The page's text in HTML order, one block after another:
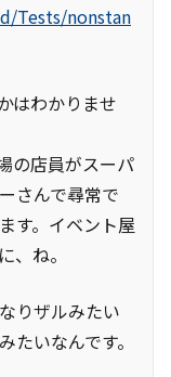
Tests/nonstan
はわかりませ
の店員がスーパ
さんで尋常で
す。イベント屋
、ね。
りザルみたい
いなんです。